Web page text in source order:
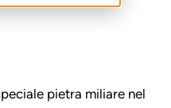
pietra miliare nel